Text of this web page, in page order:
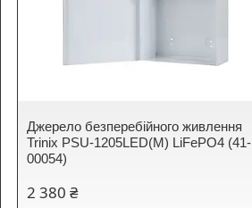
Джерело безперебійного живлення
Trinix PSU-1205LED(M) LiFePO4 (41-
00054)
2 380 ₴